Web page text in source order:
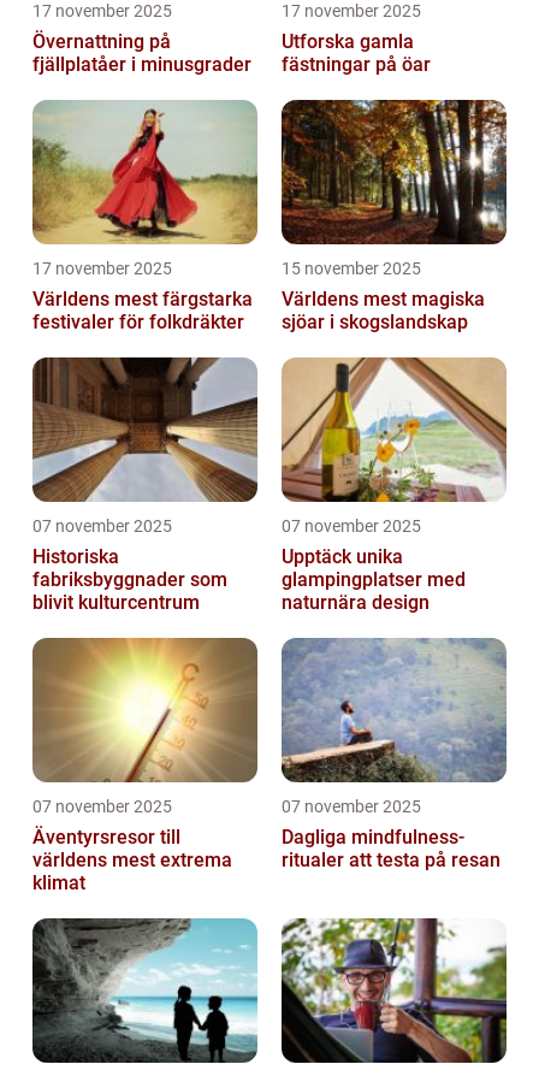
17 november 2025
Övernattning på
fjällplatåer i minusgrader
17 november 2025
Utforska gamla
fästningar på öar
17 november 2025
Världens mest färgstarka
festivaler för folkdräkter
15 november 2025
Världens mest magiska
sjöar i skogslandskap
07 november 2025
Historiska
fabriksbyggnader som
blivit kulturcentrum
07 november 2025
Upptäck unika
glampingplatser med
naturnära design
07 november 2025
Äventyrsresor till
världens mest extrema
klimat
07 november 2025
Dagliga mindfulness-
ritualer att testa på resan